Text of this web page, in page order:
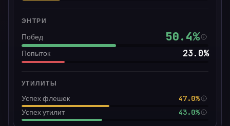
ЭНТРИ
Побед 50.4%
Попыток 23.0%
УТИЛИТЫ
Успех флешек
47.0%
Успех утилит
43.0%